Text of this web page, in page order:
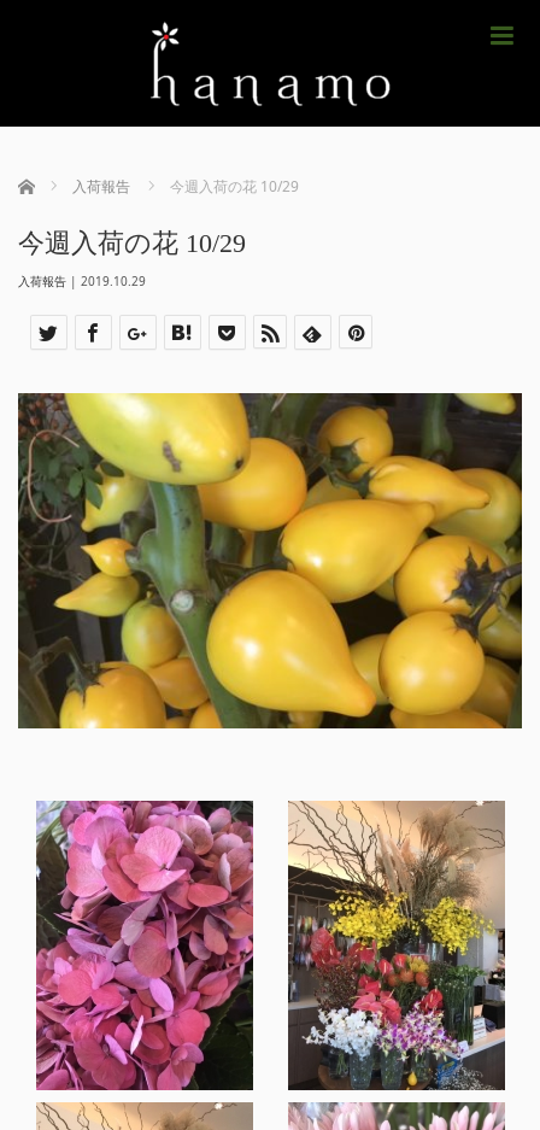
ホーム 入荷報告 今週入荷の花 10/29
今週入荷の花 10/29
入荷報告 | 2019.10.29